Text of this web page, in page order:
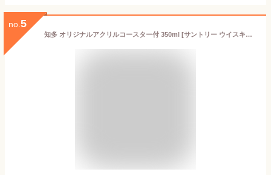
no. 5
知多 オリジナルアクリルコースター付 350ml [サントリー ウイスキー 日本]